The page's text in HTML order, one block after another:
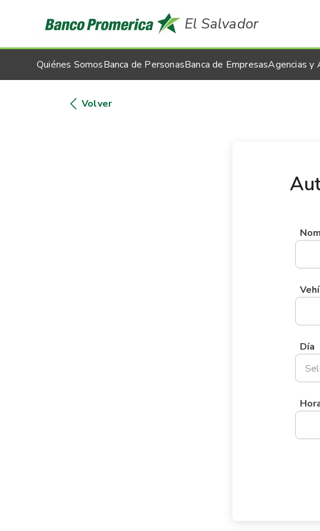
El Salvador
Quiénes SomosBanca de PersonasBanca de EmpresasAgencias y
Volver
Día